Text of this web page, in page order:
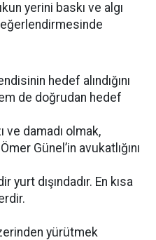
yerini baskı ve algı
hedef alındığını
de doğrudan hedef
ve damadı olmak,
Günel’in avukatlığını
yurt dışındadır. En kısa
yürütmek